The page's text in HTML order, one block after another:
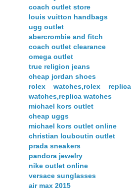
coach outlet store
louis vuitton handbags
ugg outlet
abercrombie and fitch
coach outlet clearance
omega outlet
true religion jeans
cheap jordan shoes
rolex watches,rolex
watches,replica watches
michael kors outlet
cheap uggs
michael kors outlet online
christian louboutin outlet
prada sneakers
pandora jewelry
nike outlet online
versace sunglasses
air max 2015